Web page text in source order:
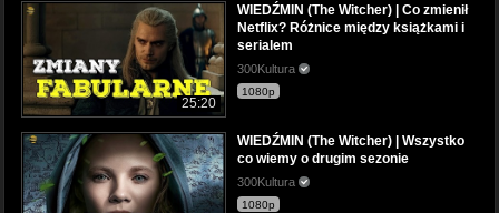
25:20
WIEDŹMIN (The Witcher) | Co zmienił
Netflix? Różnice między książkami i
serialem
300Kultura
1080p
WIEDŹMIN (The Witcher) | Wszystko
co wiemy o drugim sezonie
300Kultura
1080p